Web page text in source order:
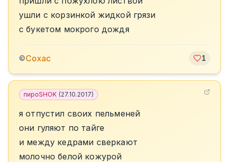
ушли с корзинкой жидкой грязи
с букетом мокрого дождя
©Сохас 1
пироSHOK (27.10.2017)
я отпустил своих пельменей
они гуляют по тайге
и между кедрами сверкают
молочно белой кожурой